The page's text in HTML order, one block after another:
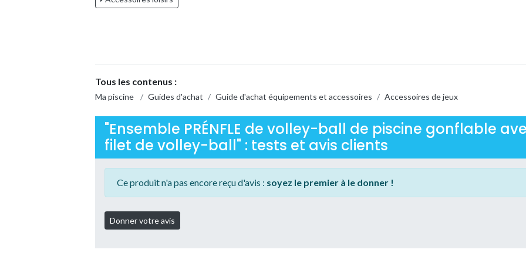
Tous les contenus :
Ma piscine / Guides d'achat / Guide d'achat équipements et accessoires / Accessoires de jeux
"Ensemble PRÉNFLE de volley-ball de piscine gonflable
filet de volley-ball" : tests et avis clients
Ce produit n'a pas encore reçu d'avis : soyez le premier à le donner !